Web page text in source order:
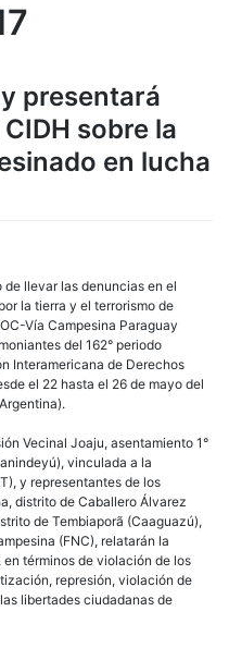
presentará
sobre la
en lucha
llevar las denuncias en el
la tierra y el terrorismo de
Vía Campesina Paraguay
del 162° periodo
Interamericana de Derechos
el 22 hasta el 26 de mayo del
Vecinal Joaju, asentamiento 1°
vinculada a la
y representantes de los
distrito de Caballero Álvarez
de Tembiaporã (Caaguazú),
(FNC), relatarán la
términos de violación de los
represión, violación de
libertades ciudadanas de